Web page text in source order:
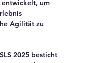
entwickelt, um
Agilität zu
2025 besticht